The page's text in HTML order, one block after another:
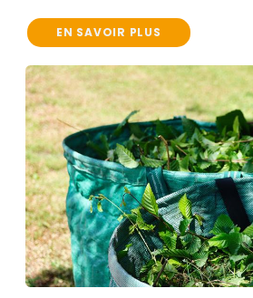
EN SAVOIR PLUS
Contenu